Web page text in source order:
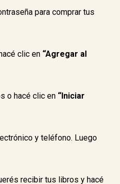
para comprar tus
clic en “Agregar al
o hacé clic en “Iniciar
y teléfono. Luego
recibir tus libros y hacé